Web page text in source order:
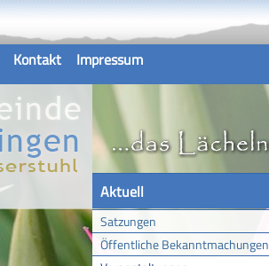
Kontakt Impressum
Aktuell
Satzungen
Öffentliche Bekanntmachungen